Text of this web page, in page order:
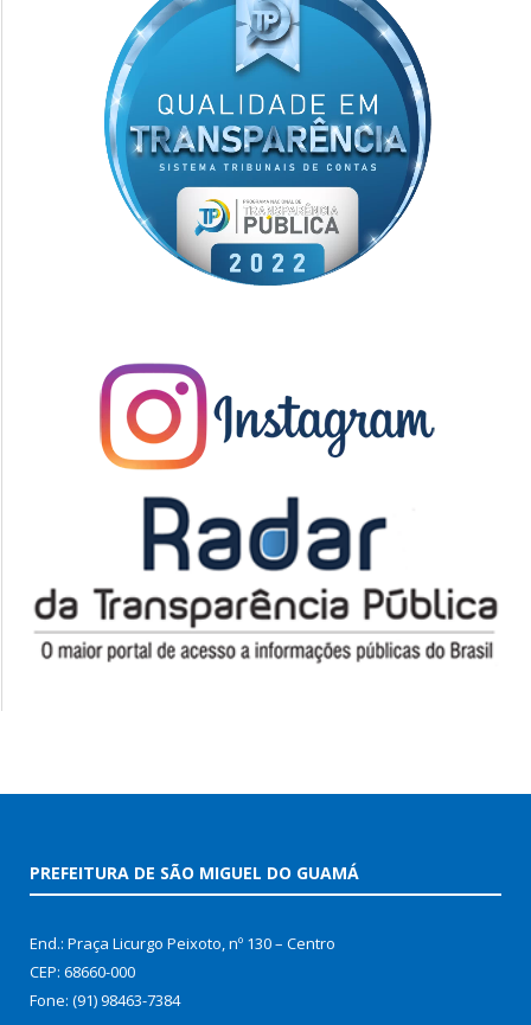
PREFEITURA DE SÃO MIGUEL DO GUAMÁ
End.: Praça Licurgo Peixoto, nº 130 – Centro
CEP: 68660-000
Fone: (91) 98463-7384